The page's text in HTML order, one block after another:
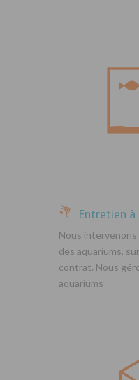
Entretien
Nous intervenons
des aquariums,
contrat. Nous
aquariums